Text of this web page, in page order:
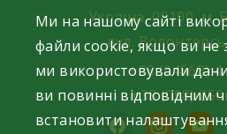
content
Україна, 09100, м.
вул.
+38 (04563)
+38 (098)
facebookinstagram
Ми на нашому сайті
файли cookie, якщо ви не
ми використовували
ви повинні відповідним
встановити